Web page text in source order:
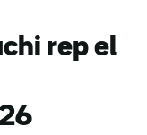
rep el